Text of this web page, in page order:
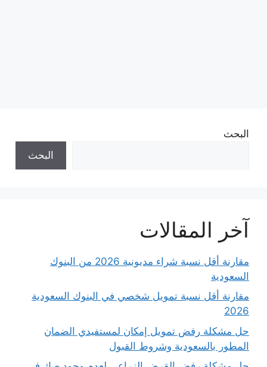
البحث
البحث
آخر المقالات
مقارنة أقل نسبة شراء مديونية 2026 من البنوك
السعودية
مقارنة أقل نسبة تمويل شخصي في البنوك السعودية
2026
حل مشكلة رفض تمويل إمكان لمستفيدي الضمان
المطور بالسعودية وشروط القبول